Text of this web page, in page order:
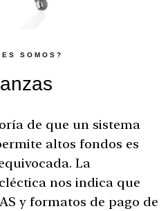
SOMOS?
altos fondos es
La
nos indica que
y formatos de pago de